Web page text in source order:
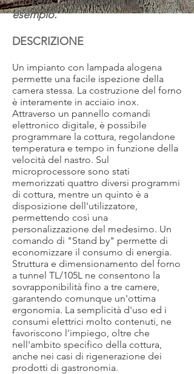
esempio.
DESCRIZIONE
Un impianto con lampada alogena
permette una facile ispezione della
camera stessa. La costruzione del forno
è interamente in acciaio inox.
Attraverso un pannello comandi
elettronico digitale, è possibile
programmare la cottura, regolandone
temperatura e tempo in funzione della
velocità del nastro. Sul
microprocessore sono stati
memorizzati quattro diversi programmi
di cottura, mentre un quinto è a
disposizione dell'utilizzatore,
permettendo così una
personalizzazione del medesimo. Un
comando di "Stand by" permette di
economizzare il consumo di energia.
Struttura e dimensionamento del forno
a tunnel TL/105L ne consentono la
sovrapponibilità fino a tre camere,
garantendo comunque un'ottima
ergonomia. La semplicità d'uso ed i
consumi elettrici molto contenuti, ne
favoriscono l'impiego, oltre che
nell'ambito specifico della cottura,
anche nei casi di rigenerazione dei
prodotti di gastronomia.